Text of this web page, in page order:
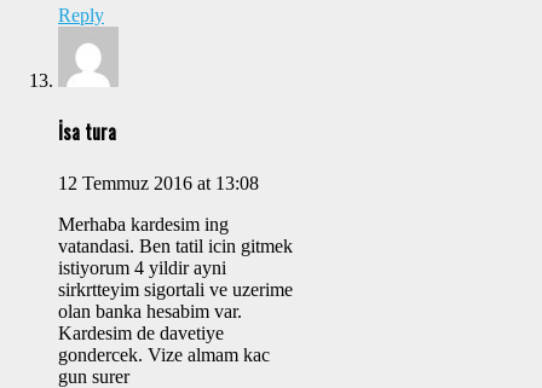
Reply
İsa tura
12 Temmuz 2016 at 13:08
Merhaba kardesim ing
vatandasi. Ben tatil icin gitmek
istiyorum 4 yildir ayni
sirkrtteyim sigortali ve uzerime
olan banka hesabim var.
Kardesim de davetiye
gondercek. Vize almam kac
gun surer